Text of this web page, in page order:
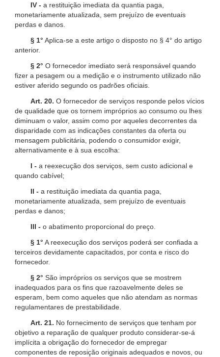
IV - a restituição imediata da quantia paga,
monetariamente atualizada, sem prejuízo de eventuais
perdas e danos.
§ 1° Aplica-se a este artigo o disposto no § 4° do artigo
anterior.
§ 2° O fornecedor imediato será responsável quando
fizer a pesagem ou a medição e o instrumento utilizado não
estiver aferido segundo os padrões oficiais.
Art. 20. O fornecedor de serviços responde pelos vícios
de qualidade que os tornem impróprios ao consumo ou lhes
diminuam o valor, assim como por aqueles decorrentes da
disparidade com as indicações constantes da oferta ou
mensagem publicitária, podendo o consumidor exigir,
alternativamente e à sua escolha:
I - a reexecução dos serviços, sem custo adicional e
quando cabível;
II - a restituição imediata da quantia paga,
monetariamente atualizada, sem prejuízo de eventuais
perdas e danos;
III - o abatimento proporcional do preço.
§ 1° A reexecução dos serviços poderá ser confiada a
terceiros devidamente capacitados, por conta e risco do
fornecedor.
§ 2° São impróprios os serviços que se mostrem
inadequados para os fins que razoavelmente deles se
esperam, bem como aqueles que não atendam as normas
regulamentares de prestabilidade.
Art. 21. No fornecimento de serviços que tenham por
objetivo a reparação de qualquer produto considerar-se-á
implícita a obrigação do fornecedor de empregar
componentes de reposição originais adequados e novos, ou